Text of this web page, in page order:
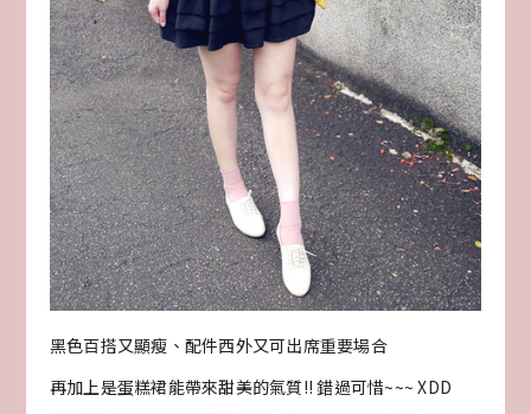
黑色百搭又顯瘦、配件西外又可出席重要場合
再加上是蛋糕裙能帶來甜美的氣質!! 錯過可惜~~~ XDD